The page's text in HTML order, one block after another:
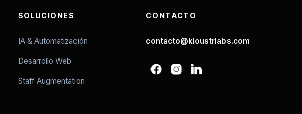
SOLUCIONES
IA & Automatización
Desarrollo Web
Staff Augmentation
CONTACTO
contacto@kloustrlabs.com